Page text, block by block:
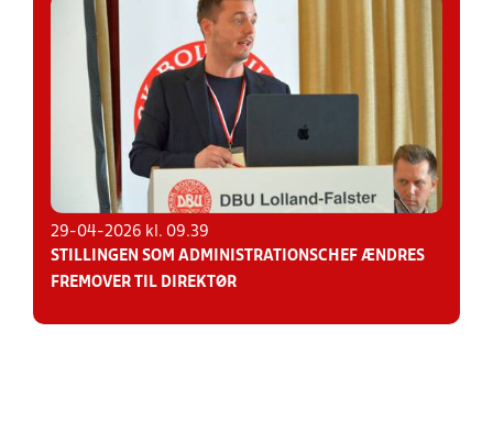
29-04-2026 kl. 09.39
STILLINGEN SOM ADMINISTRATIONSCHEF ÆNDRES
FREMOVER TIL DIREKTØR